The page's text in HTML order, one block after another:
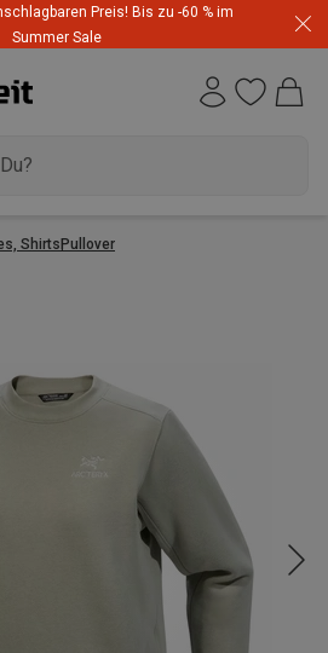
Preis! Bis zu -60 % im
Summer Sale
ShirtsPullover